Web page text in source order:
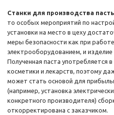
Станки для производства
то особых мероприятий по
установки на место в цеху
меры безопасности как при
электрооборудованием, и
Полученная паста употребляется
косметики и лекарств, поэтому
может стать основой для
(например, установка
конкретного производителя)
откорректирована с заказчиком.